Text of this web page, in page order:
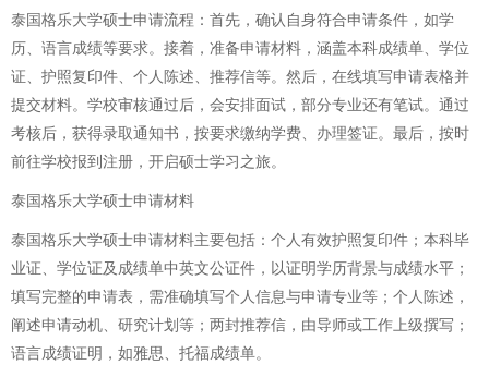
泰国格乐大学硕士申请流程：首先，确认自身符合申请条件，如学
历、语言成绩等要求。接着，准备申请材料，涵盖本科成绩单、学位
证、护照复印件、个人陈述、推荐信等。然后，在线填写申请表格并
提交材料。学校审核通过后，会安排面试，部分专业还有笔试。通过
考核后，获得录取通知书，按要求缴纳学费、办理签证。最后，按时
前往学校报到注册，开启硕士学习之旅。
泰国格乐大学硕士申请材料
泰国格乐大学硕士申请材料主要包括：个人有效护照复印件；本科毕
业证、学位证及成绩单中英文公证件，以证明学历背景与成绩水平；
填写完整的申请表，需准确填写个人信息与申请专业等；个人陈述，
阐述申请动机、研究计划等；两封推荐信，由导师或工作上级撰写；
语言成绩证明，如雅思、托福成绩单。